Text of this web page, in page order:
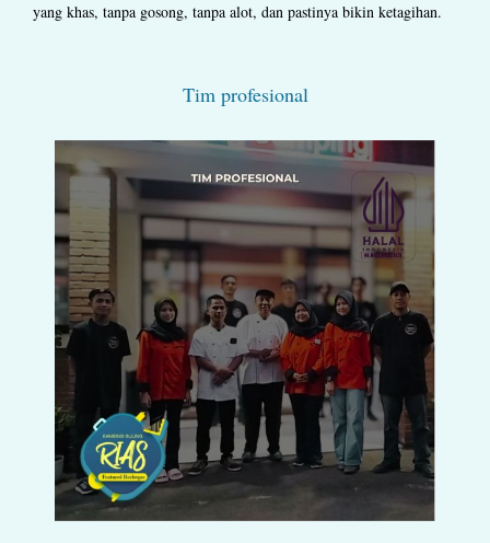
yang khas, tanpa gosong, tanpa alot, dan pastinya bikin ketagihan.
Tim profesional